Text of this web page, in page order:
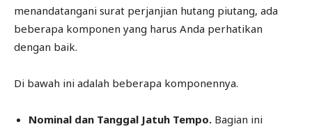
menandatangani surat perjanjian hutang piutang, ada
beberapa komponen yang harus Anda perhatikan
dengan baik.
Di bawah ini adalah beberapa komponennya.
Nominal dan Tanggal Jatuh Tempo. Bagian ini